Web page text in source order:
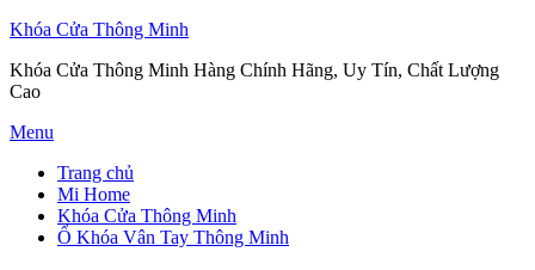
Khóa Cửa Thông Minh
Khóa Cửa Thông Minh Hàng Chính Hãng, Uy Tín, Chất Lượng
Cao
Skip
content
Menu
Trang chủ
Mi Home
Khóa Cửa Thông Minh
Ổ Khóa Vân Tay Thông Minh